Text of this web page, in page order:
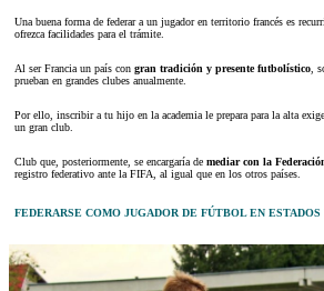
Una buena forma de federar a un jugador en territorio francés es
ofrezca facilidades para el trámite.
Al ser Francia un país con gran tradición y presente futbolístico,
prueban en grandes clubes anualmente.
Por ello, inscribir a tu hijo en la academia le prepara para la alta
un gran club.
Club que, posteriormente, se encargaría de mediar con la
registro federativo ante la FIFA, al igual que en los otros países.
FEDERARSE COMO JUGADOR DE FÚTBOL EN ESTADOS